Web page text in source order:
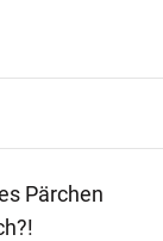
Pärchen